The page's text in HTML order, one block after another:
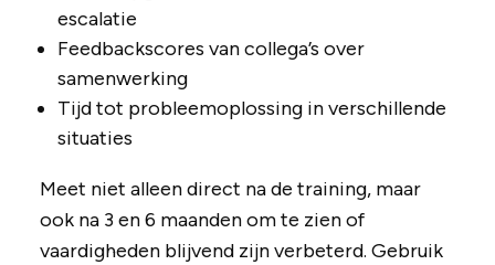
escalatie
Feedbackscores van collega’s over
samenwerking
Tijd tot probleemoplossing in verschillende
situaties
Meet niet alleen direct na de training, maar
ook na 3 en 6 maanden om te zien of
vaardigheden blijvend zijn verbeterd. Gebruik